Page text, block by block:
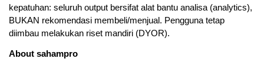
kepatuhan: seluruh output bersifat alat bantu analisa (analytics),
BUKAN rekomendasi membeli/menjual. Pengguna tetap
diimbau melakukan riset mandiri (DYOR).
About sahampro